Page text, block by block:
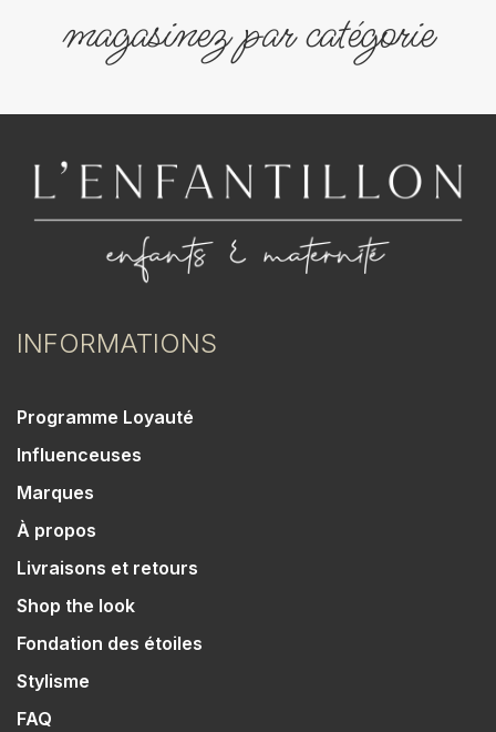
magasinez par catégorie
INFORMATIONS
Programme Loyauté
Influenceuses
Marques
À propos
Livraisons et retours
Shop the look
Fondation des étoiles
Stylisme
FAQ